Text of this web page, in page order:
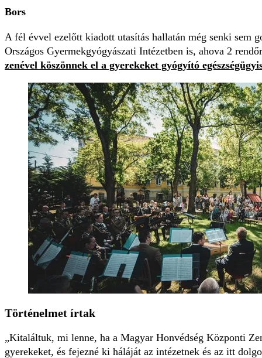
Bors
A fél évvel ezelőtt kiadott utasítás hallatán még senki sem
Országos Gyermekgyógyászati Intézetben is, ahova 2
zenével köszönnek el a gyerekeket gyógyító
Történelmet írtak
Kitaláltuk, mi lenne, ha a Magyar Honvédség Központi
gyerekeket, és fejezné ki háláját az intézetnek és az itt